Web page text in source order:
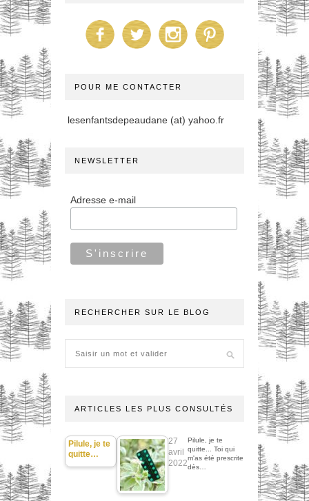
POUR ME CONTACTER
lesenfantsdepeaudane (at) yahoo.fr
NEWSLETTER
Adresse e-mail
RECHERCHER SUR LE BLOG
ARTICLES LES PLUS CONSULTÉS
Pilule, je te
quitte…
27
avril
2022
Pilule, je te
quitte... Toi qui
m'as été prescrite
dès…